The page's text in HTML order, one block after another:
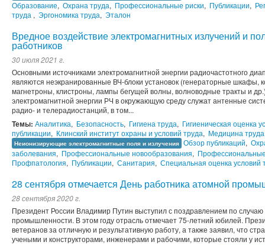
Образование, Охрана труда, Профессиональные риски, Публикации,
труда , Эргономика труда, Эталон
Вредное воздействие электромагнитных излучений и
работников
30 июля 2021 г.
Основными источниками электромагнитной энергии радиочастотного
являются неэкранированные ВЧ-блоки установок (генераторные
магнетроны, клистроны, лампы бегущей волны, волноводные тракты и
электромагнитной энергии РЧ в окру­жающую среду служат антенные
радио- и телерадиостанций, в том...
Темы: Аналитика, Безопасность, Гигиена труда, Гигиеническая оценка
публикации, Клинский институт охраны и условий труда, Медицина труда
Неионизирующие электромагнитные поля и излучения Обзор публикаций,
заболевания, Профессиональные новообразования,
Профпатология, Публикации, Санитария, Специальная оценка условий
28 сентября отмечается День работника атомной
28 сентября 2020 г.
Президент России Владимир Путин выступил с поздравлением по
промышленности. В этом году отрасль отмечает 75-летний юбилей.
ветеранов за отличную и результативную работу, а также заявил, что
учеными и конструкторами, инженерами и рабочими, которые стояли у